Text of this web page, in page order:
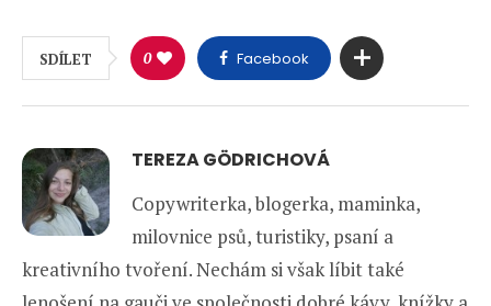
SDÍLET 0 Facebook
TEREZA GÖDRICHOVÁ
Copywriterka, blogerka, maminka,
milovnice psů, turistiky, psaní a
kreativního tvoření. Nechám si však líbit také